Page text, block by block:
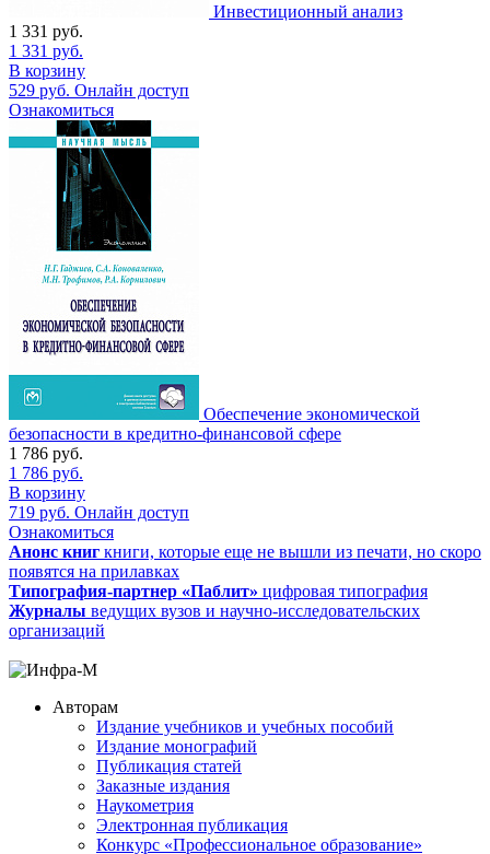
Инвестиционный анализ
1 331 руб.
1 331 руб.
В корзину
529 руб. Онлайн доступ
Ознакомиться
Обеспечение экономической
безопасности в кредитно-финансовой сфере
1 786 руб.
1 786 руб.
В корзину
719 руб. Онлайн доступ
Ознакомиться
Анонс книг книги, которые еще не вышли из печати, но скоро
появятся на прилавках
Типография-партнер «Паблит» цифровая типография
Журналы ведущих вузов и научно-исследовательских
организаций
Авторам
Издание учебников и учебных пособий
Издание монографий
Публикация статей
Заказные издания
Наукометрия
Электронная публикация
Конкурс «Профессиональное образование»